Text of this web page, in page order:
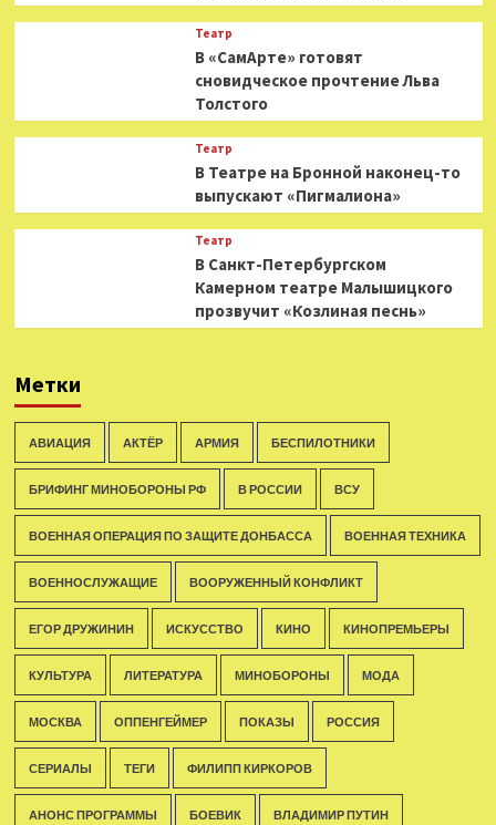
Театр
В «СамАрте» готовят
сновидческое прочтение Льва
Толстого
Театр
В Театре на Бронной наконец-то
выпускают «Пигмалиона»
Театр
В Санкт-Петербургском
Камерном театре Малышицкого
прозвучит «Козлиная песнь»
Метки
АВИАЦИЯ АКТЁР АРМИЯ БЕСПИЛОТНИКИ
БРИФИНГ МИНОБОРОНЫ РФ В РОССИИ ВСУ
ВОЕННАЯ ОПЕРАЦИЯ ПО ЗАЩИТЕ ДОНБАССА ВОЕННАЯ ТЕХНИКА
ВОЕННОСЛУЖАЩИЕ ВООРУЖЕННЫЙ КОНФЛИКТ
ЕГОР ДРУЖИНИН ИСКУССТВО КИНО КИНОПРЕМЬЕРЫ
КУЛЬТУРА ЛИТЕРАТУРА МИНОБОРОНЫ МОДА
МОСКВА ОППЕНГЕЙМЕР ПОКАЗЫ РОССИЯ
СЕРИАЛЫ ТЕГИ ФИЛИПП КИРКОРОВ
АНОНС ПРОГРАММЫ БОЕВИК ВЛАДИМИР ПУТИН